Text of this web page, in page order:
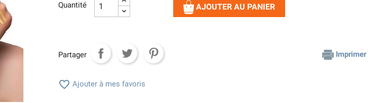
Quantité AJOUTER AU PANIER
Partager Imprimer
 Ajouter à mes favoris